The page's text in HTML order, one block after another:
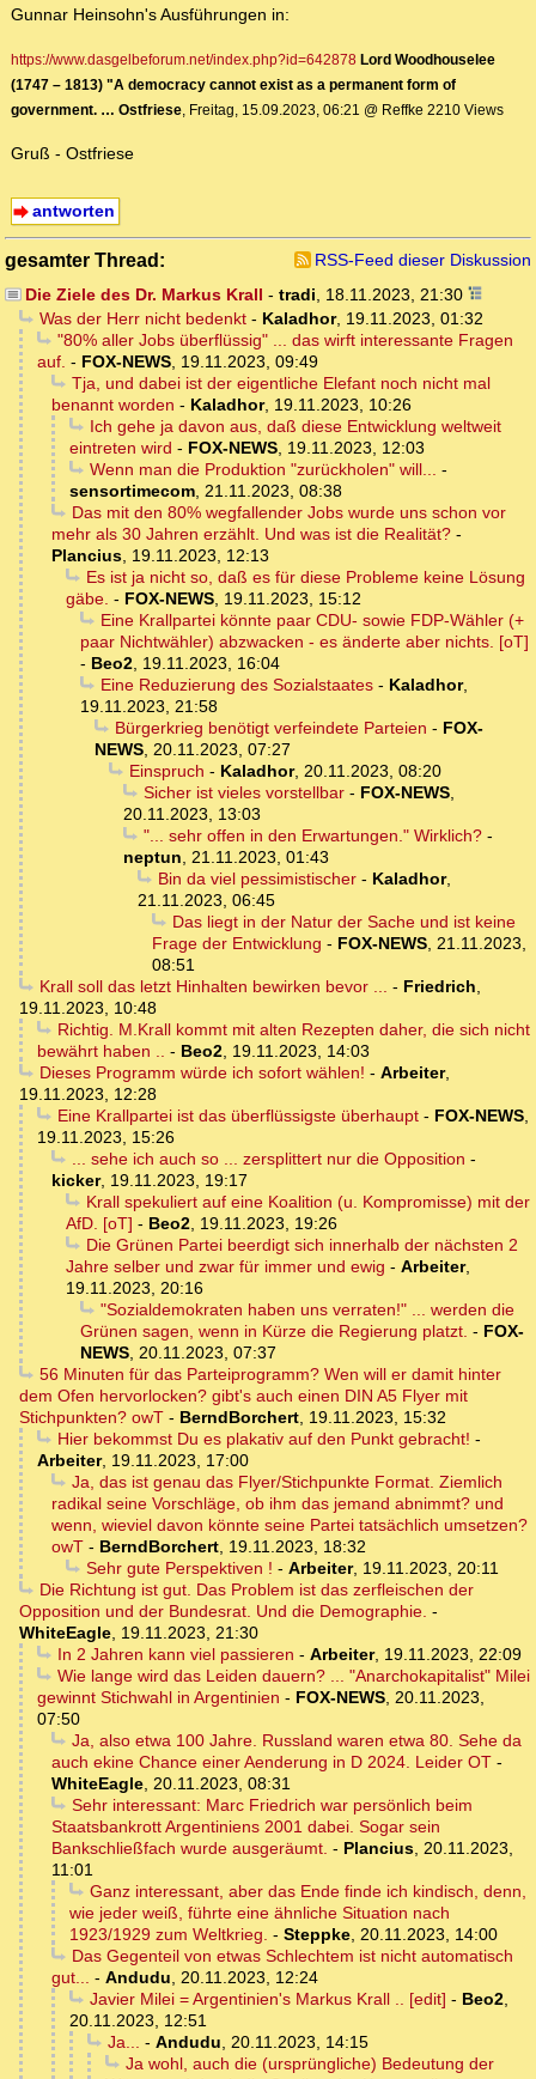
Gunnar Heinsohn's Ausführungen in:
https://www.dasgelbeforum.net/index.php?id=642878 Lord Woodhouselee
(1747 – 1813) "A democracy cannot exist as a permanent form of
government. … Ostfriese , Freitag, 15.09.2023, 06:21 @ Reffke 2210 Views
Gruß - Ostfriese
antworten
gesamter Thread:
RSS-Feed dieser Diskussion
Die Ziele des Dr. Markus Krall - tradi, 18.11.2023, 21:30
Was der Herr nicht bedenkt- Kaladhor, 19.11.2023, 01:32
"80% aller Jobs überflüssig" ... das wirft interessante Fragen
auf. - FOX-NEWS, 19.11.2023, 09:49
Tja, und dabei ist der eigentliche Elefant noch nicht mal
benannt worden - Kaladhor, 19.11.2023, 10:26
Ich gehe ja davon aus, daß diese Entwicklung weltweit
eintreten wird - FOX-NEWS, 19.11.2023, 12:03
Wenn man die Produktion "zurückholen" will... -
sensortimecom, 21.11.2023, 08:38
Das mit den 80% wegfallender Jobs wurde uns schon vor
mehr als 30 Jahren erzählt. Und was ist die Realität? -
Plancius, 19.11.2023, 12:13
Es ist ja nicht so, daß es für diese Probleme keine Lösung
gäbe. - FOX-NEWS, 19.11.2023, 15:12
Eine Krallpartei könnte paar CDU- sowie FDP-Wähler (+
paar Nichtwähler) abzwacken - es änderte aber nichts. [oT]
- Beo2, 19.11.2023, 16:04
Eine Reduzierung des Sozialstaates- Kaladhor,
19.11.2023, 21:58
Bürgerkrieg benötigt verfeindete Parteien - FOX-
NEWS, 20.11.2023, 07:27
Einspruch - Kaladhor, 20.11.2023, 08:20
Sicher ist vieles vorstellbar- FOX-NEWS,
20.11.2023, 13:03
"... sehr offen in den Erwartungen." Wirklich?-
neptun, 21.11.2023, 01:43
Bin da viel pessimistischer- Kaladhor,
21.11.2023, 06:45
Das liegt in der Natur der Sache und ist keine
Frage der Entwicklung - FOX-NEWS, 21.11.2023,
08:51
Krall soll das letzt Hinhalten bewirken bevor ... - Friedrich,
19.11.2023, 10:48
Richtig. M.Krall kommt mit alten Rezepten daher, die sich nicht
bewährt haben .. - Beo2, 19.11.2023, 14:03
Dieses Programm würde ich sofort wählen! - Arbeiter,
19.11.2023, 12:28
Eine Krallpartei ist das überflüssigste überhaupt- FOX-NEWS,
19.11.2023, 15:26
... sehe ich auch so ... zersplittert nur die Opposition -
kicker, 19.11.2023, 19:17
Krall spekuliert auf eine Koalition (u. Kompromisse) mit der
AfD. [oT] - Beo2, 19.11.2023, 19:26
Die Grünen Partei beerdigt sich innerhalb der nächsten 2
Jahre selber und zwar für immer und ewig - Arbeiter,
19.11.2023, 20:16
"Sozialdemokraten haben uns verraten!" ... werden die
Grünen sagen, wenn in Kürze die Regierung platzt. - FOX-
NEWS, 20.11.2023, 07:37
56 Minuten für das Parteiprogramm? Wen will er damit hinter
dem Ofen hervorlocken? gibt's auch einen DIN A5 Flyer mit
Stichpunkten? owT - BerndBorchert, 19.11.2023, 15:32
Hier bekommst Du es plakativ auf den Punkt gebracht! -
Arbeiter, 19.11.2023, 17:00
Ja, das ist genau das Flyer/Stichpunkte Format. Ziemlich
radikal seine Vorschläge, ob ihm das jemand abnimmt? und
wenn, wieviel davon könnte seine Partei tatsächlich umsetzen?
owT - BerndBorchert, 19.11.2023, 18:32
Sehr gute Perspektiven ! - Arbeiter, 19.11.2023, 20:11
Die Richtung ist gut. Das Problem ist das zerfleischen der
Opposition und der Bundesrat. Und die Demographie. -
WhiteEagle, 19.11.2023, 21:30
In 2 Jahren kann viel passieren - Arbeiter, 19.11.2023, 22:09
Wie lange wird das Leiden dauern? ... "Anarchokapitalist" Milei
gewinnt Stichwahl in Argentinien - FOX-NEWS, 20.11.2023,
07:50
Ja, also etwa 100 Jahre. Russland waren etwa 80. Sehe da
auch ekine Chance einer Aenderung in D 2024. Leider OT -
WhiteEagle, 20.11.2023, 08:31
Sehr interessant: Marc Friedrich war persönlich beim
Staatsbankrott Argentiniens 2001 dabei. Sogar sein
Bankschließfach wurde ausgeräumt. - Plancius, 20.11.2023,
11:01
Ganz interessant, aber das Ende finde ich kindisch, denn,
wie jeder weiß, führte eine ähnliche Situation nach
1923/1929 zum Weltkrieg. - Steppke, 20.11.2023, 14:00
Das Gegenteil von etwas Schlechtem ist nicht automatisch
gut... - Andudu, 20.11.2023, 12:24
Javier Milei = Argentinien's Markus Krall .. [edit] - Beo2,
20.11.2023, 12:51
Ja... - Andudu, 20.11.2023, 14:15
Ja wohl, auch die (ursprüngliche) Bedeutung der